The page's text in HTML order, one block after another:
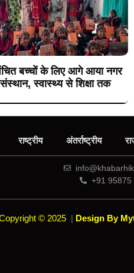
बच्चों के लिए आगे आया नगर
संस्थान, स्वास्थ्य से शिक्षा तक
राष्ट्रीय अंतर्राष्ट्रीय
+91 95875
© 2025 | Design By